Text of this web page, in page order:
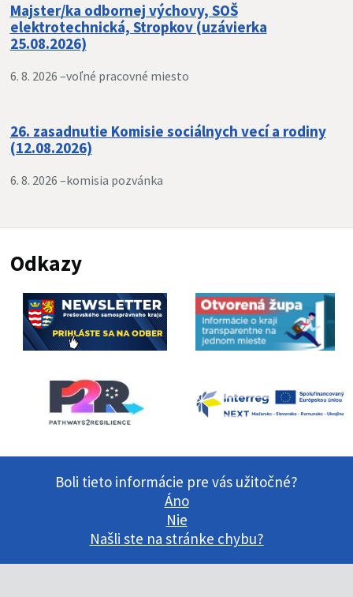
Majster/ka odbornej výchovy, SOŠ
elektrotechnická, Stropkov (uzávierka
25.08.2026)
6. 8. 2026 –voľné pracovné miesto
26. zasadnutie Komisie sociálnych vecí a rodiny
(12.08.2026)
6. 8. 2026 –komisia pozvánka
Odkazy
Boli tieto informácie pre vás užitočné?
Áno
Nie
Našli ste na stránke chybu?